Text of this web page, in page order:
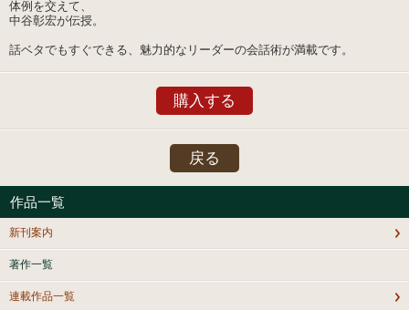
体例を交えて、
中谷彰宏が伝授。
話ベタでもすぐできる、魅力的なリーダーの会話術が満載です。
購入する
戻る
作品一覧
新刊案内
著作一覧
連載作品一覧